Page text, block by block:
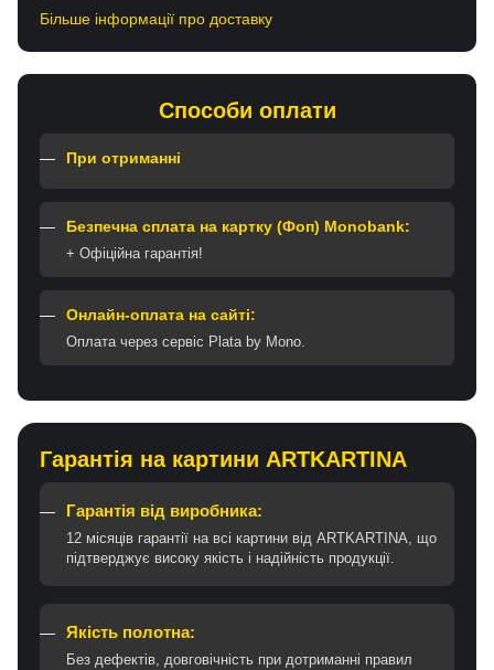
Більше інформації про доставку
Способи оплати
При отриманні
Безпечна сплата на картку (Фоп) Monobank:
+ Офіційна гарантія!
Онлайн-оплата на сайті:
Оплата через сервіс Plata by Mono.
Гарантія на картини ARTKARTINA
Гарантія від виробника:
12 місяців гарантії на всі картини від ARTKARTINA, що
підтверджує високу якість і надійність продукції.
Якість полотна:
Без дефектів, довговічність при дотриманні правил